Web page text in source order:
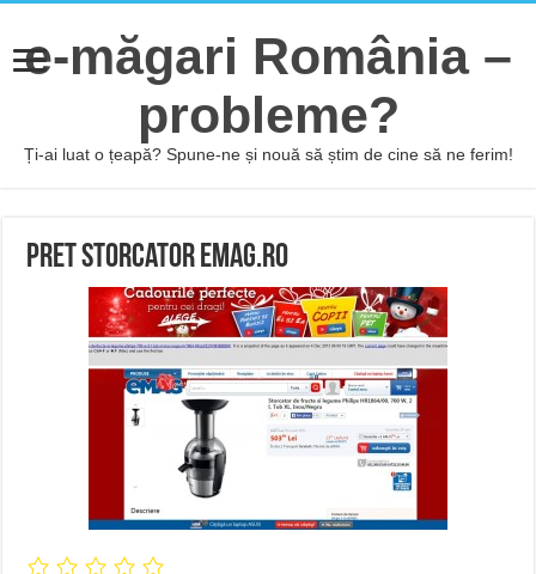
e-măgari România –
probleme?
Ți-ai luat o țeapă? Spune-ne și nouă să știm de cine să ne ferim!
Pret Storcator emag.ro